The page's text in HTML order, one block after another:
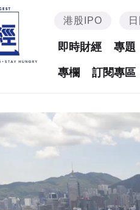
港股IPO
即時財經 專題
專欄 訂閱專區